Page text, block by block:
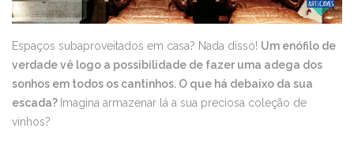
Espaços subaproveitados em casa? Nada disso! Um enófilo de
verdade vê logo a possibilidade de fazer uma adega dos
sonhos em todos os cantinhos. O que há debaixo da sua
escada? Imagina armazenar lá a sua preciosa coleção de
vinhos?